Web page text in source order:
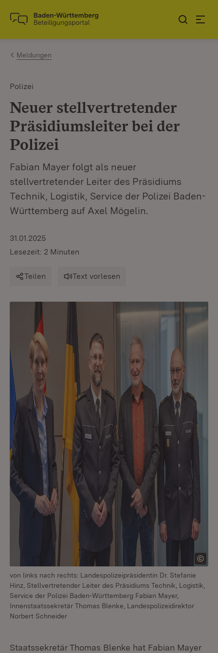
Zum Inhalt springen
Link zur Startseite
Meldungen
Polizei
Neuer stellvertretender
Präsidiumsleiter bei der
Polizei
Fabian Mayer folgt als neuer
stellvertretender Leiter des Präsidiums
Technik, Logistik, Service der Polizei Baden-
Württemberg auf Axel Mögelin.
31.01.2025
Lesezeit: 2 Minuten
Teilen Text vorlesen
von links nach rechts: Landespolizeipräsidentin Dr. Stefanie
Hinz, Stellvertretender Leiter des Präsidiums Technik, Logistik,
Service der Polizei Baden-Württemberg Fabian Mayer,
Innenstaatssekretär Thomas Blenke, Landespolizeidirektor
Norbert Schneider
Staatssekretär Thomas Blenke hat Fabian Mayer